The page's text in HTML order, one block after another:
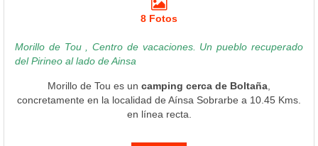
8 Fotos
Morillo de Tou , Centro de vacaciones. Un pueblo recuperado
del Pirineo al lado de Ainsa
Morillo de Tou es un camping cerca de Boltaña
concretamente en la localidad de Aínsa Sobrarbe a 10.45 Kms.
en línea recta.